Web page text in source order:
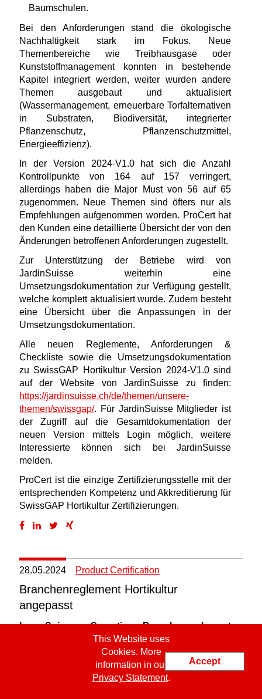
Baumschulen.
Bei den Anforderungen stand die ökologische
Nachhaltigkeit stark im Fokus. Neue
Themenbereiche wie Treibhausgase oder
Kunststoffmanagement konnten in bestehende
Kapitel integriert werden, weiter wurden andere
Themen ausgebaut und aktualisiert
(Wassermanagement, erneuerbare Torfalternativen
in Substraten, Biodiversität, integrierter
Pflanzenschutz, Pflanzenschutzmittel,
Energieeffizienz).
In der Version 2024-V1.0 hat sich die Anzahl
Kontrollpunkte von 164 auf 157 verringert,
allerdings haben die Major Must von 56 auf 65
zugenommen. Neue Themen sind öfters nur als
Empfehlungen aufgenommen worden. ProCert hat
den Kunden eine detaillierte Übersicht der von den
Änderungen betroffenen Anforderungen zugestellt.
Zur Unterstützung der Betriebe wird von
JardinSuisse weiterhin eine
Umsetzungsdokumentation zur Verfügung gestellt,
welche komplett aktualisiert wurde. Zudem besteht
eine Übersicht über die Anpassungen in der
Umsetzungsdokumentation.
Alle neuen Reglemente, Anforderungen &
Checkliste sowie die Umsetzungsdokumentation
zu SwissGAP Hortikultur Version 2024-V1.0 sind
auf der Website von JardinSuisse zu finden:
https://jardinsuisse.ch/de/themen/unsere-
themen/swissgap/. Für JardinSuisse Mitglieder ist
der Zugriff auf die Gesamtdokumentation der
neuen Version mittels Login möglich, weitere
Interessierte können sich bei JardinSuisse
melden.
ProCert ist die einzige Zertifizierungsstelle mit der
entsprechenden Kompetenz und Akkreditierung für
SwissGAP Hortikultur Zertifizierungen.
28.05.2024 Product Certification
Branchenreglement Hortikultur
angepasst
Im Suisse Garantie Branchenreglement
Hortikultur ist die Einhaltung von SwissGAP
Hortikultur eine Grundvoraussetzung.
Aufgrund der neuen SwissGAP Version wurde
auch das Branchenreglement Hortikultur
This Website uses
Cookies. More
information in our
Privacy Statement.
Accept